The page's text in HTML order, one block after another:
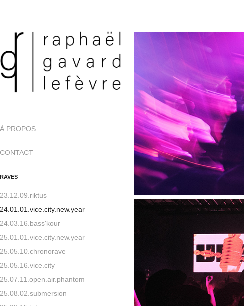
À PROPOS
CONTACT
RAVES
23.12.09.riktus
24.01.01.vice.city.new.year
24.03.16.bass'kour
25.01.01.vice.city.new.year
25.05.10.chronorave
25.05.16.vice.city
25.07.11.open.air.phantom
25.08.02.submersion